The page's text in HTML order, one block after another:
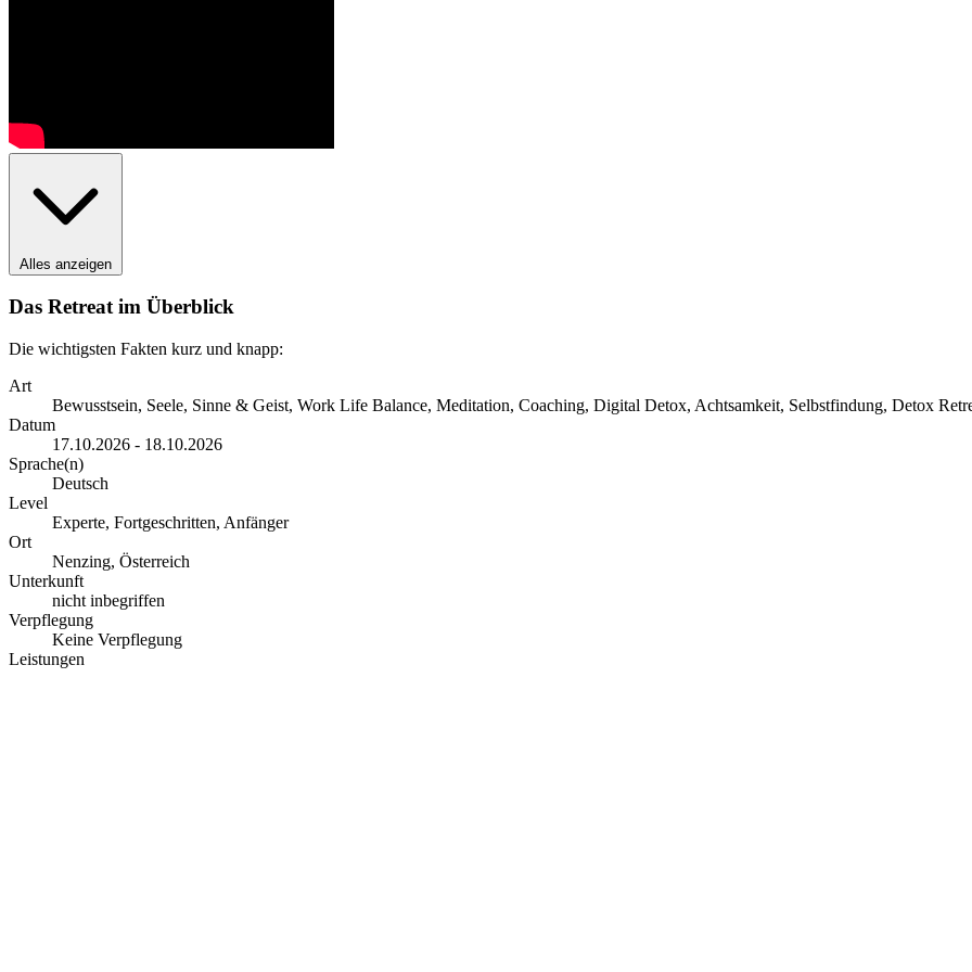
Alles anzeigen
Das Retreat im Überblick
Die wichtigsten Fakten kurz und knapp:
Art
Bewusstsein, Seele, Sinne & Geist, Work Life Balance, Meditation, Coaching, Digital Detox, Achtsamkeit, Selbstfindung, Detox
Datum
17.10.2026 - 18.10.2026
Sprache(n)
Deutsch
Level
Experte, Fortgeschritten, Anfänger
Ort
Nenzing, Österreich
Unterkunft
nicht inbegriffen
Verpflegung
Keine Verpflegung
Leistungen